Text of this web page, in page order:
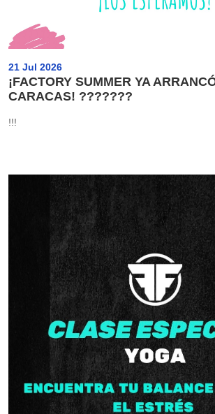
21 Jul 2026
¡FACTORY SUMMER YA
CARACAS! ???????
!!!